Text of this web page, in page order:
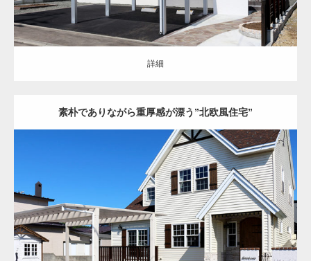
詳細
素朴でありながら重厚感が漂う”北欧風住宅”
オープン シンプル アプローチ 駐車スペース 花壇 門柱・機能門柱 カ
ーポート 土間コンクリート 天然石 レンガ 苫小牧市 新築住宅
詳細